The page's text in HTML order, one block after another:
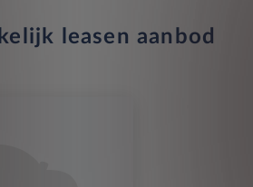
leasen aanbod